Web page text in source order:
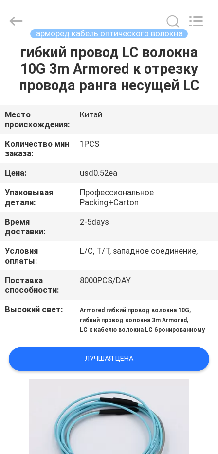
ДОМ
ПРОДУКТЫ
О
НАС
ПУТЕШЕСТВИЕ
ФАБРИКИ
ПРОВЕРКА
КАЧЕСТВА
КАРТА
САЙТА
PRIVACY
Rights
арморед кабель оптического волокна
гибкий провод LC волокна
10G 3m Armored к отрезку
провода ранга несущей LC
Место
происхождения:
Китай
Количество мин
заказа:
1PCS
Цена:
usd0.52ea
Упаковывая
детали:
Профессиональное
Packing+Carton
Время
доставки:
2-5days
Условия
оплаты:
L/C, T/T, западное соединение,
Поставка
способности:
8000PCS/DAY
Высокий свет: Armored гибкий провод волокна 10G,
гибкий провод волокна 3m Armored ,
LC к кабелю волокна LC бронированному
ЛУЧШАЯ ЦЕНА